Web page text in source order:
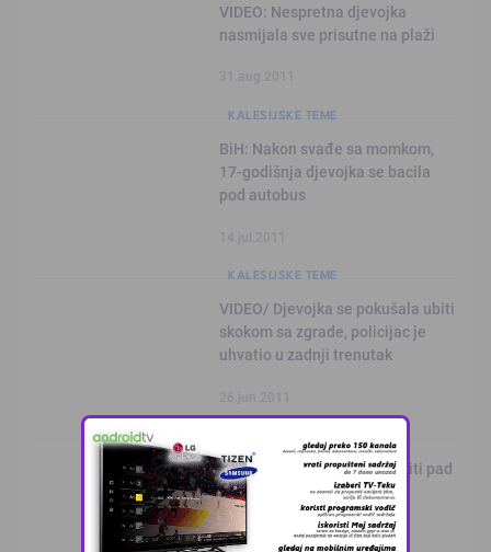
VIDEO: Nespretna djevojka
nasmijala sve prisutne na plaži
KALESIJSKE TEME
BiH: Nakon svađe sa momkom,
17-godišnja djevojka se bacila
pod autobus
KALESIJSKE TEME
VIDEO/ Djevojka se pokušala ubiti
skokom sa zgrade, policijac je
uhvatio u zadnji trenutak
VIDEO: Može li neko objasniti pad
ove djevojke!?! :)
21.jun.2011